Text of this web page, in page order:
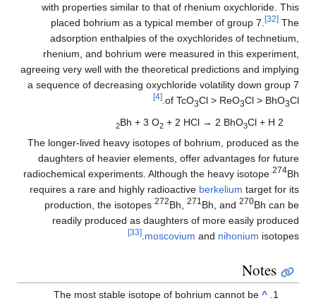
with properties similar to that of rhenium oxychloride. This
placed bohrium as a typical member of group 7.
[32] The
adsorption enthalpies of the oxychlorides of technetium,
rhenium, and bohrium were measured in this experiment,
agreeing very well with the theoretical predictions and implying
a sequence of decreasing oxychloride volatility down group 7
of TcO3Cl > ReO3Cl > BhO3Cl.
[4]
2 Bh + 3
O2+ 2 HCl → 2 BhO3Cl+ H
2
The longer-lived heavy isotopes of bohrium, produced as the
daughters of heavier elements, offer advantages for future
radiochemical experiments. Although the heavy isotope 274Bh
requires a rare and highly radioactive berkelium target for its
production, the isotopes 272Bh, 271Bh, and 270Bh can be
readily produced as daughters of more easily produced
moscovium and nihonium isotopes.
[33]
Notes
^
The most stable isotope of bohrium cannot be